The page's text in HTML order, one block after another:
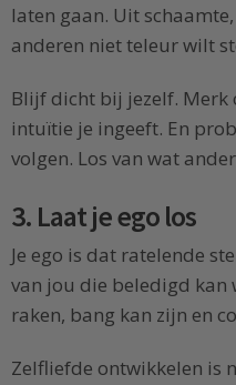
laten gaan. Uit
anderen niet teleur wilt
Blijf dicht bij jezelf. Merk
intuïtie je ingeeft. En
volgen. Los van wat
3. Laat je ego los
Je ego is dat ratelende
van jou die beledigd kan
raken, bang kan zijn en
Zelfliefde ontwikkelen is